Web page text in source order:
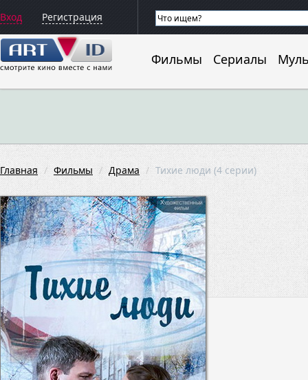
Вход Регистрация
Фильмы Сериалы
Главная Фильмы Драма Тихие люди (4 серии)